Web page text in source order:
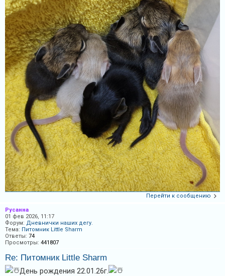
Перейти к сообщению
Русанна
01 фев 2026, 11:17
Форум: Дневнички наших дегу.
Тема: Питомник Little Sharm
Ответы: 74
Просмотры: 441807
Re: Питомник Little Sharm
День рождения 22.01.26г.